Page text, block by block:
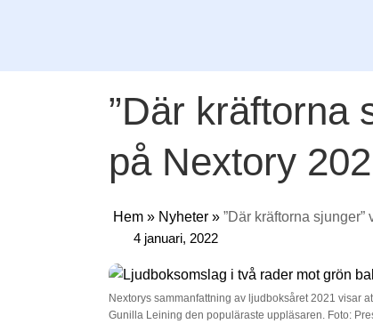
”Där kräftorna
på Nextory
Hem » Nyheter » ”Där kräftorna
4 januari, 2022
Nextorys sammanfattning av ljudboksåret 2021 visar
Gunilla Leining den populäraste uppläsaren. Foto: